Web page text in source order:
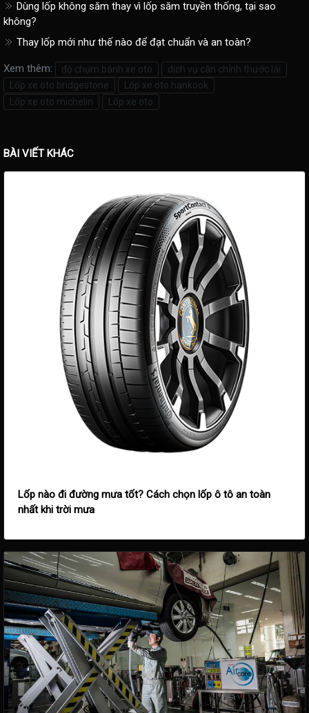
Dùng lốp không săm thay vì lốp săm truyền thống, tại sao
không?
Thay lốp mới như thế nào để đạt chuẩn và an toàn?
Xem thêm: độ chụm bánh xe oto
dịch vụ cân chỉnh thước lái
Lốp xe oto bridgestone
Lốp xe oto hankook
Lốp xe oto michelin
Lốp xe oto
BÀI VIẾT KHÁC
Lốp nào đi đường mưa tốt? Cách chọn lốp ô tô an toàn
nhất khi trời mưa